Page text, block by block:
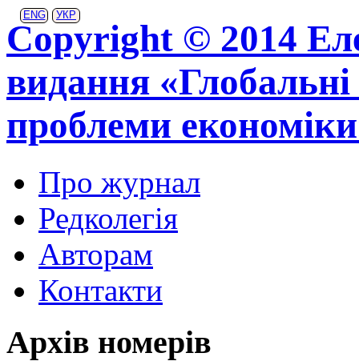
ENG УКР
Copyright © 2014
видання «Глобальні
проблеми
Про журнал
Редколегія
Авторам
Контакти
Архів номерів